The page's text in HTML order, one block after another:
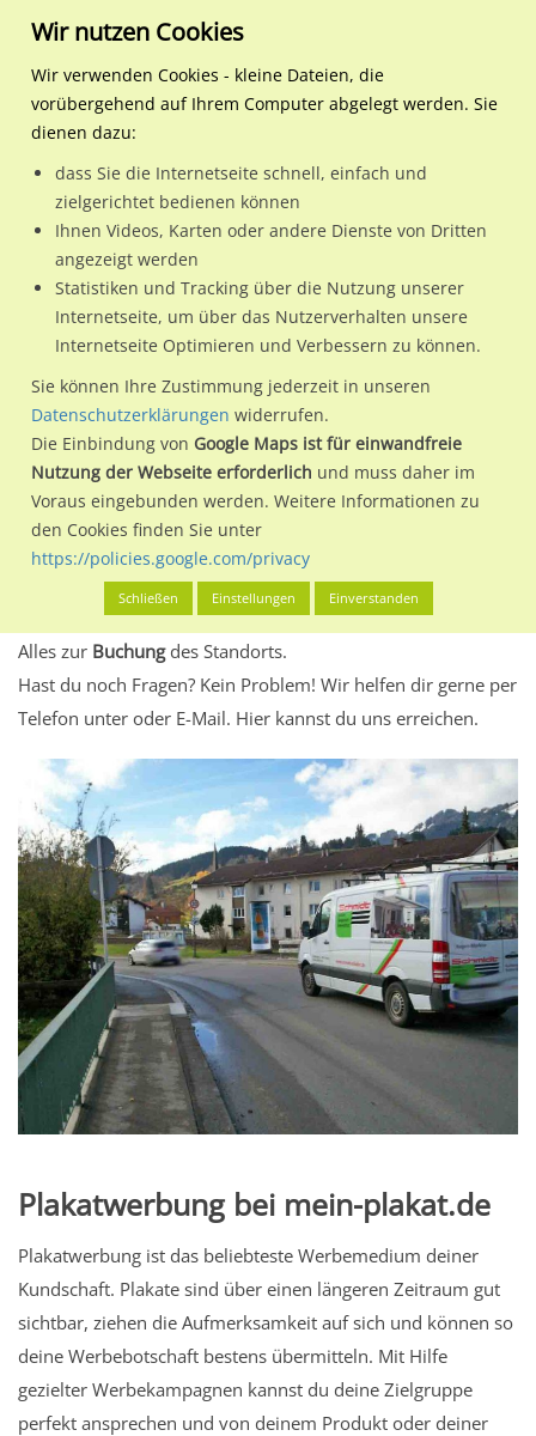
Regionale Plakatwerbung Bayern
Blaichach
Weidachstr. gg. Hs.-Nr.
Weidachstr. gg. Hs.-Nr. 26
87544 / Blaichach / Blaichach
Nutze günstige Werbemöglichkeiten am Standort
Weidachstr. gg. Hs.-Nr. 26im Ortsteil Blaichach) in
Blaichach.
Wir erheben für jede unserer Werbeflächen individuelle und
aktuelleStandortinformationenundLeistungswerte. Damit
kannst du dich schon vor der Buchung im Detail über den
Standort, seine Reichweite und Werbewirkung sowie
eventuelle Beschränkungen in den zugelassenen
Werbeinhalten informieren.
Alles klar? Dann findest du direkt im unteren Teil dieser Seite
Alles zur Buchungdes Standorts.
Hast du noch Fragen? Kein Problem! Wir helfen dir gerne per
Telefon unter oder E-Mail. Hier kannst du uns erreichen.
Plakatwerbung bei mein-plakat.de
Plakatwerbung ist das beliebteste Werbemedium deiner
Kundschaft. Plakate sind über einen längeren Zeitraum gut
sichtbar, ziehen die Aufmerksamkeit auf sich und können so
deine Werbebotschaft bestens übermitteln. Mit Hilfe
gezielter Werbekampagnen kannst du deine Zielgruppe
perfekt ansprechen und von deinem Produkt oder deiner
Wir nutzen Cookies
Wir verwenden Cookies - kleine Dateien, die
vorübergehend auf Ihrem Computer abgelegt werden. Sie
dienen dazu:
dass Sie die Internetseite schnell, einfach und
zielgerichtet bedienen können
Ihnen Videos, Karten oder andere Dienste von Dritten
angezeigt werden
Statistiken und Tracking über die Nutzung unserer
Internetseite, um über das Nutzerverhalten unsere
Internetseite Optimieren und Verbessern zu können.
Sie können Ihre Zustimmung jederzeit in unseren
Datenschutzerklärungen widerrufen.
Die Einbindung von Google Maps ist für einwandfreie
Nutzung der Webseite erforderlich und muss daher im
Voraus eingebunden werden. Weitere Informationen zu
den Cookies finden Sie unter
https://policies.google.com/privacy
Schließen Einstellungen Einverstanden